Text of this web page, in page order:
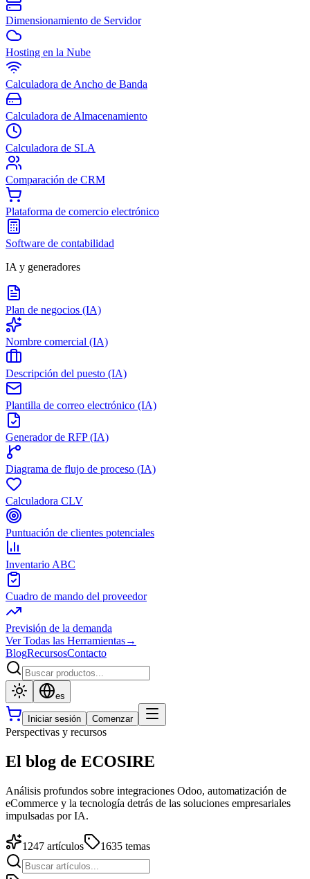
Dimensionamiento de Servidor
Hosting en la Nube
Calculadora de Ancho de Banda
Calculadora de Almacenamiento
Calculadora de SLA
Comparación de CRM
Plataforma de comercio electrónico
Software de contabilidad
IA y generadores
Plan de negocios (IA)
Nombre comercial (IA)
Descripción del puesto (IA)
Plantilla de correo electrónico (IA)
Generador de RFP (IA)
Diagrama de flujo de proceso (IA)
Calculadora CLV
Puntuación de clientes potenciales
Inventario ABC
Cuadro de mando del proveedor
Previsión de la demanda
Ver Todas las Herramientas→
BlogRecursosContacto
es
Iniciar sesión Comenzar
Perspectivas y recursos
El blog de ECOSIRE
Análisis profundos sobre integraciones Odoo, automatización de
eCommerce y la tecnología detrás de las soluciones empresariales
impulsadas por IA.
1247 artículos 1635 temas